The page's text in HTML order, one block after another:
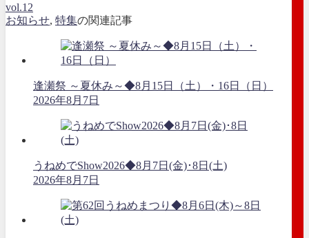
vol.12
お知らせ, 特集の関連記事
逢瀬祭 ～夏休み～◆8月15日（土）・16日（日）
2026年8月7日
うねめでShow2026◆8月7日(金)･8日(土)
2026年8月7日